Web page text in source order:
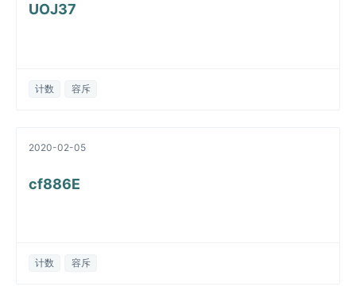
UOJ37
计数 容斥
2020-02-05
cf886E
计数 容斥